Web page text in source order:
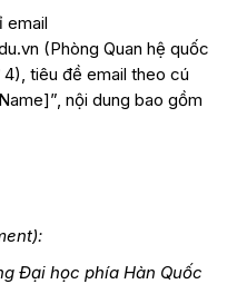
email
(Phòng Quan hệ quốc
tiêu đề email theo cú
nội dung bao gồm
Đại học phía Hàn Quốc